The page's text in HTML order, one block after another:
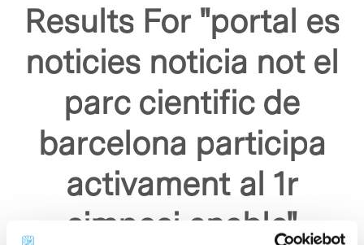
Results For "portal es
noticies noticia not el
parc cientific de
barcelona participa
activament al 1r
simposi enable"